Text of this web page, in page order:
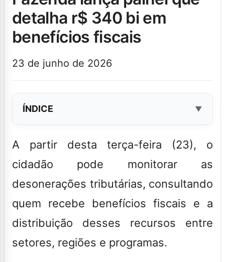
detalha r$ 340 bi em
benefícios fiscais
23 de junho de 2026
ÍNDICE
A partir desta terça-feira (23), o
cidadão pode monitorar as
desonerações tributárias, consultando
quem recebe benefícios fiscais e a
distribuição desses recursos entre
setores, regiões e programas.